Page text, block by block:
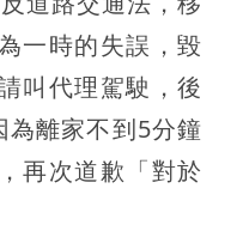
一時的失誤，毀
叫代理駕駛，後
為離家不到5分鐘
再次道歉「對於